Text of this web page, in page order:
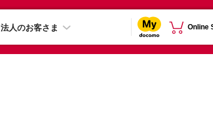
法人のお客さま Online